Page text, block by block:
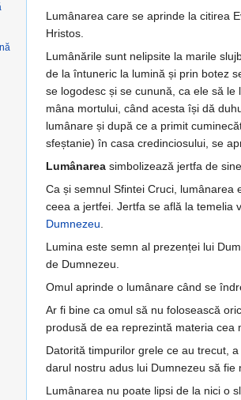
Lumânarea care se aprinde la citirea
Hristos.
Lumânările sunt nelipsite la marile
de la întuneric la lumină și prin botez
se logodesc și se cunună, ca ele să
mâna mortului, când acesta își dă
lumânare și după ce a primit
sfeștanie) în casa credinciosului, se
Lumânarea simbolizează jertfa de
Ca și semnul Sfintei Cruci,
ceea a jertfei. Jertfa se află la temelia
Dumnezeu
Lumina este semn al prezenței lui
de Dumnezeu.
Omul aprinde o lumânare când se
Ar fi bine ca omul să nu folosească
produsă de ea reprezintă materia cea
Datorită timpurilor grele ce au trecut,
darul nostru adus lui Dumnezeu să
Lumânarea nu poate lipsi de la nici o